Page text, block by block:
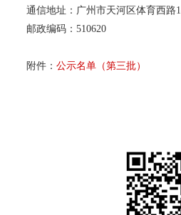
通信地址：广州市天河区体育西路
邮政编码：510620
附件： 公示名单（第三批）